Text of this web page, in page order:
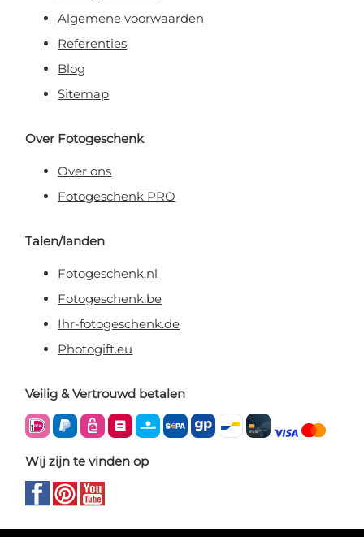
Algemene voorwaarden
Referenties
Blog
Sitemap
Over Fotogeschenk
Over ons
Fotogeschenk PRO
Talen/landen
Fotogeschenk.nl
Fotogeschenk.be
Ihr-fotogeschenk.de
Photogift.eu
Veilig & Vertrouwd betalen
Wij zijn te vinden op